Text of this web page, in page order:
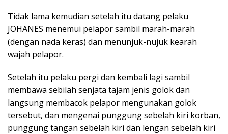
Tidak lama kemudian setelah itu datang pelaku
JOHANES menemui pelapor sambil marah-marah
(dengan nada keras) dan menunjuk-nujuk kearah
wajah pelapor.
Setelah itu pelaku pergi dan kembali lagi sambil
membawa sebilah senjata tajam jenis golok dan
langsung membacok pelapor mengunakan golok
tersebut, dan mengenai punggung sebelah kiri korban,
punggung tangan sebelah kiri dan lengan sebelah kiri